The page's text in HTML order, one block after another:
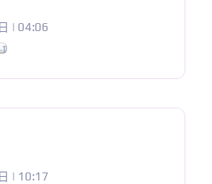
| 04:06
| 10:17